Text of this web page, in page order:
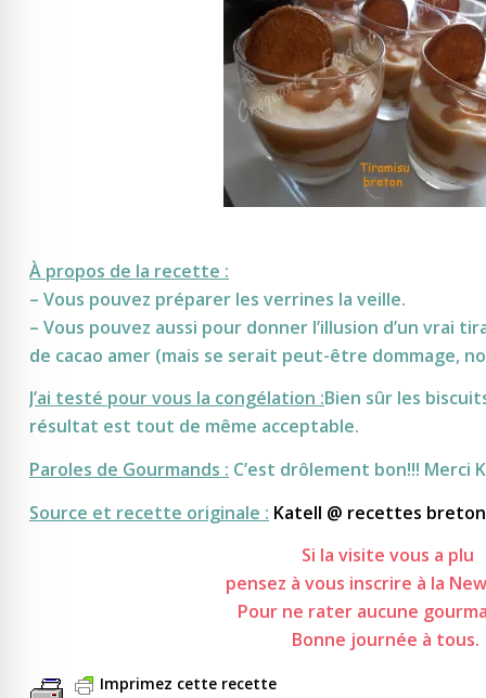
À propos de la recette :
– Vous pouvez préparer les verrines la veille.
– Vous pouvez aussi pour donner l’illusion d’un vrai
de cacao amer (mais se serait peut-être dommage,
J’ai testé pour vous la congélation :Bien sûr les
résultat est tout de même acceptable.
Paroles de Gourmands : C’est drôlement bon!!! Merci
Source et recette originale : Katell @ recettes
Si la visite vous a plu
pensez à vous inscrire à la
Pour ne rater aucune
Bonne journée à tous.
Imprimez cette recette